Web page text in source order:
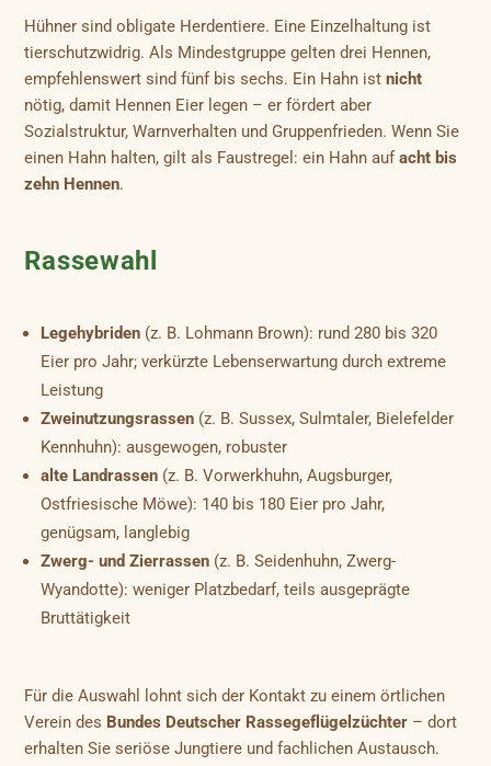
Hühner sind obligate Herdentiere. Eine Einzelhaltung ist
tierschutzwidrig. Als Mindestgruppe gelten drei Hennen,
empfehlenswert sind fünf bis sechs. Ein Hahn istnicht
nötig, damit Hennen Eier legen – er fördert aber
Sozialstruktur, Warnverhalten und Gruppenfrieden. Wenn Sie
einen Hahn halten, gilt als Faustregel: ein Hahn aufacht bis
zehn Hennen.
Rassewahl
Legehybriden (z. B. Lohmann Brown): rund 280 bis 320
Eier pro Jahr; verkürzte Lebenserwartung durch extreme
Leistung
Zweinutzungsrassen (z. B. Sussex, Sulmtaler, Bielefelder
Kennhuhn): ausgewogen, robuster
alte Landrassen (z. B. Vorwerkhuhn, Augsburger,
Ostfriesische Möwe): 140 bis 180 Eier pro Jahr,
genügsam, langlebig
Zwerg- und Zierrassen (z. B. Seidenhuhn, Zwerg-
Wyandotte): weniger Platzbedarf, teils ausgeprägte
Bruttätigkeit
Für die Auswahl lohnt sich der Kontakt zu einem örtlichen
Verein des Bundes Deutscher Rassegeflügelzüchter – dort
erhalten Sie seriöse Jungtiere und fachlichen Austausch.